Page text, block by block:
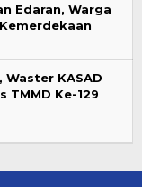
Edaran, Warga
KASAD
TMMD Ke-129